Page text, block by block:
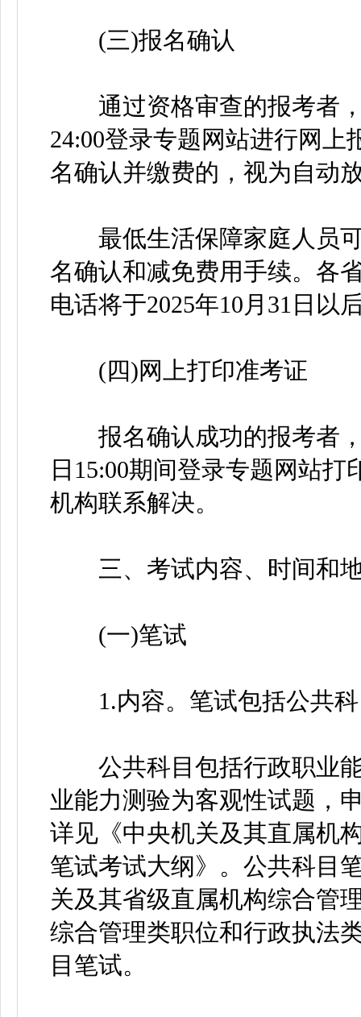
(三)报名确认
通过资格审查的报考者，
24:00登录专题网站进行网
名确认并缴费的，视为自动
最低生活保障家庭人员可
名确认和减免费用手续。各
电话将于2025年10月31日以
(四)网上打印准考证
报名确认成功的报考者，
日15:00期间登录专题网站
机构联系解决。
三、考试内容、时间和
(一)笔试
1.内容。笔试包括公共科
公共科目包括行政职业能
业能力测验为客观性试题，
详见《中央机关及其直属机
笔试考试大纲》。公共科目
关及其省级直属机构综合管
综合管理类职位和行政执法
目笔试。